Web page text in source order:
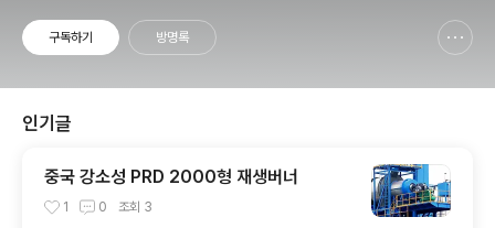
구독하기 방명록
인기글
중국 강소성 PRD 2000형 재생버너
1 0 조회 3